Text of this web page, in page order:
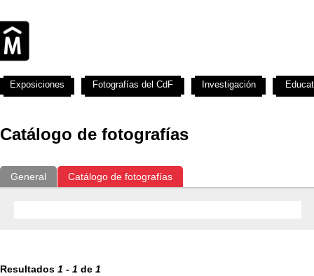
Catálogo de fotografías
General Catálogo de fotografías
Resultados 1 - 1 de 1
Exposiciones Fotografías del CdF Investigación